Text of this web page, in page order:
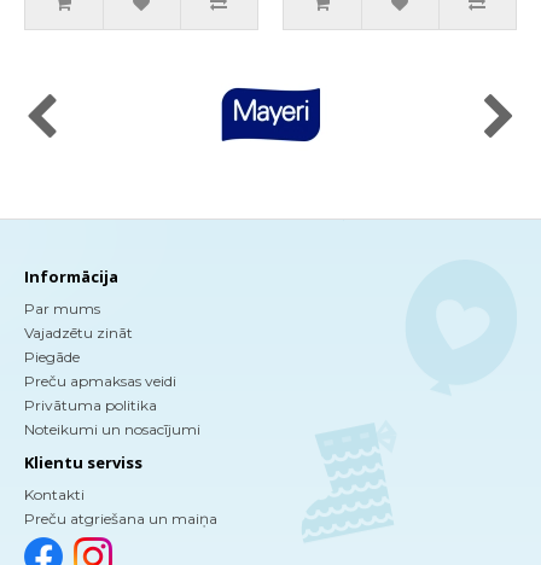
Informācija
Par mums
Vajadzētu zināt
Piegāde
Preču apmaksas veidi
Privātuma politika
Noteikumi un nosacījumi
Klientu serviss
Kontakti
Preču atgriešana un maiņa